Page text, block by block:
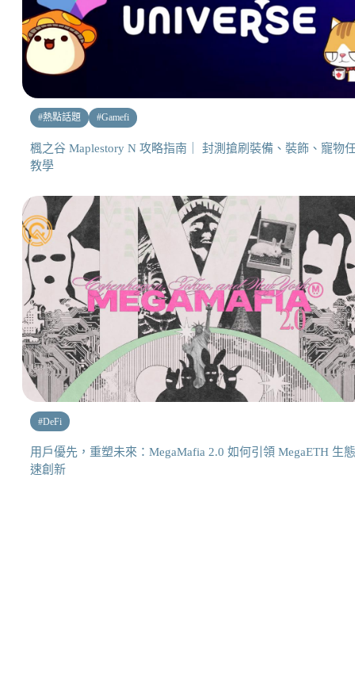
#熱點話題 #Gamefi
楓之谷 Maplestory N 攻略指南｜ 封測搶刷裝備、裝飾、寵物
教學
#DeFi
用戶優先，重塑未來：MegaMafia 2.0 如何引領 MegaETH 生
速創新